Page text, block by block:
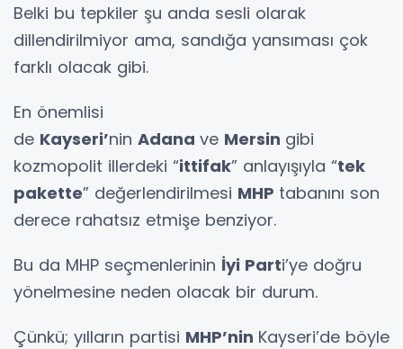
Belki bu tepkiler şu anda sesli olarak
dillendirilmiyor ama, sandığa yansıması çok
farklı olacak gibi.
En önemlisi
de Kayseri’nin Adana ve Mersin gibi
kozmopolit illerdeki “ittifak” anlayışıyla “tek
pakette” değerlendirilmesi MHP tabanını son
derece rahatsız etmişe benziyor.
Bu da MHP seçmenlerinin İyi Parti’ye doğru
yönelmesine neden olacak bir durum.
Çünkü; yılların partisi MHP’nin Kayseri’de böyle